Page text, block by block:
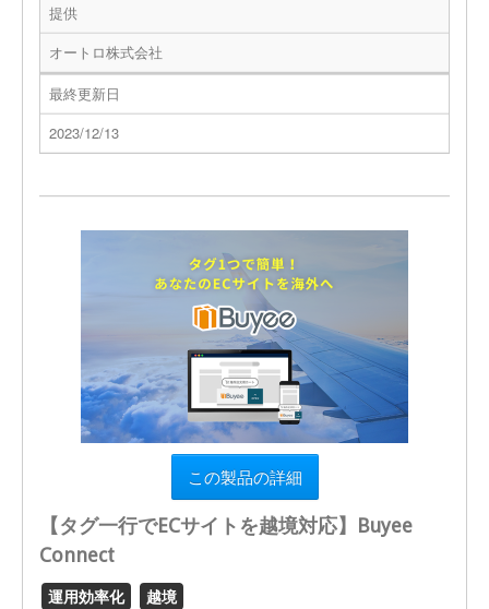
提供
オートロ株式会社
最終更新日
2023/12/13
この製品の詳細
【タグ一行でECサイトを越境対応】Buyee
Connect
運用効率化 越境